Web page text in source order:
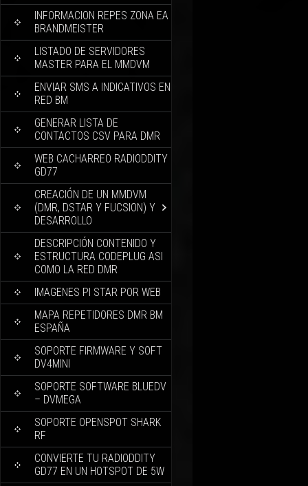
INFORMACION REPES ZONA EA
BRANDMEISTER
LISTADO DE SERVIDORES
MASTER PARA EL MMDVM
ENVIAR SMS A INDICATIVOS EN
RED BM
GENERAR LISTA DE
CONTACTOS CSV PARA DMR
WEB CACHARREO RADIODDITY
GD77
CREACIÓN DE UN MMDVM
(DMR, DSTAR Y FUCSION) Y
DESARROLLO
DESCRIPCIÓN CONTENIDO Y
ESTRUCTURA CODEPLUG ASI
COMO LA RED DMR
IMAGENES PI STAR POR WEB
MAPA REPETIDORES DMR BM
ESPAÑA
SOPORTE FIRMWARE Y SOFT
DV4MINI
SOPORTE SOFTWARE BLUEDV
– DVMEGA
SOPORTE OPENSPOT SHARK
RF
CONVIERTE TU RADIODDITY
GD77 EN UN HOTSPOT DE 5W